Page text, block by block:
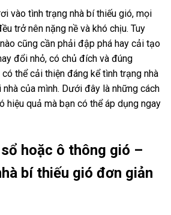
vào tình trạng nhà bí thiếu gió, mọi
trở nên nặng nề và khó chịu. Tuy
cũng cần phải đập phá hay cải tạo
đổi nhỏ, có chủ đích và đúng
thể cải thiện đáng kể tình trạng nhà
của mình. Dưới đây là những cách
hiệu quả mà bạn có thể áp dụng ngay
hoặc ô thông gió –
bí thiếu gió đơn giản